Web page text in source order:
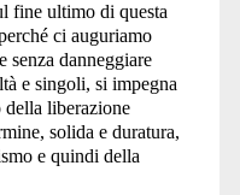
fine ultimo di questa
ci auguriamo
senza danneggiare
e singoli, si impegna
della liberazione
solida e duratura,
e quindi della